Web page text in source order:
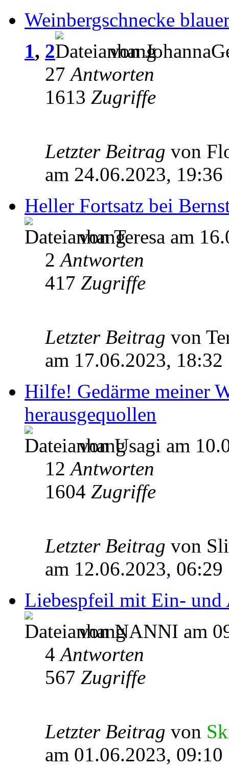
Weinbergschnecke
1, 2
von
27Antworten
1613 Zugriffe
Letzter Beitrag von
am 24.06.2023, 19:36
Heller Fortsatz bei
von Teresa am
2Antworten
417 Zugriffe
Letzter Beitrag von
am 17.06.2023, 18:32
Hilfe! Gedärme meiner
herausgequollen
von Usagi am
12Antworten
1604 Zugriffe
Letzter Beitrag von
am 12.06.2023, 06:29
Liebespfeil mit Ein- und
von NANNI am
4Antworten
567 Zugriffe
Letzter Beitrag von
am 01.06.2023, 09:10